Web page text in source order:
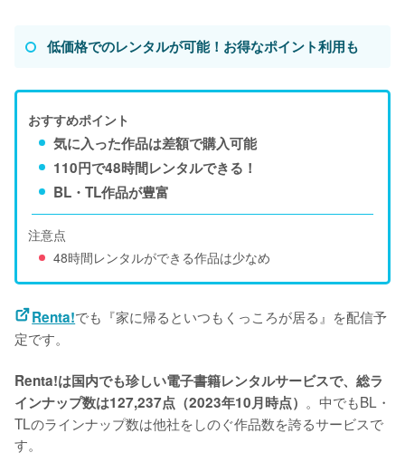
低価格でのレンタルが可能！お得なポイント利用も
おすすめポイント
気に入った作品は差額で購入可能
110円で48時間レンタルできる！
BL・TL作品が豊富
注意点
48時間レンタルができる作品は少なめ
Renta!でも『家に帰るといつもくっころが居る』を配信予
定です。
Renta!は国内でも珍しい電子書籍レンタルサービスで、総ラ
インナップ数は127,237点（2023年10月時点） 。中でもBL・
TLのラインナップ数は他社をしのぐ作品数を誇るサービスで
す。